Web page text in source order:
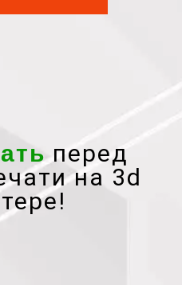
перед
на 3d